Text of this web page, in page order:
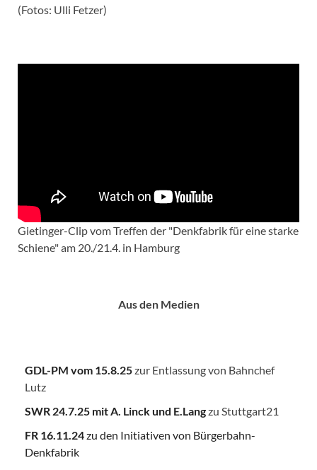
(Fotos: Ulli Fetzer)
Gietinger-Clip vom Treffen der "Denkfabrik für eine starke
Schiene" am 20./21.4. in Hamburg
Aus den Medien
GDL-PM vom 15.8.25zur Entlassung von Bahnchef
Lutz
SWR 24.7.25 mit A. Linck und E.Langzu Stuttgart21
FR 16.11.24zu den Initiativen von Bürgerbahn-
Denkfabrik